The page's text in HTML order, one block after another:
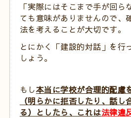
「実際にはそこまで手が回ら
ても意味がありませんので、
法を考えることが大切です。
とにかく「建設的対話」を行
しょう。
もし本当に学校が合理的配慮
（明らかに拒否したり、話し
る）としたら、これは法律違